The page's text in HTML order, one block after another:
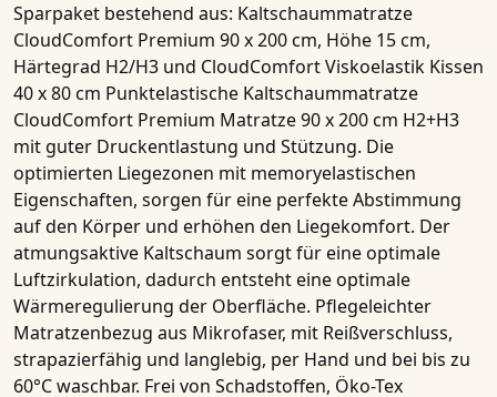
Sparpaket bestehend aus: Kaltschaummatratze
CloudComfort Premium 90 x 200 cm, Höhe 15 cm,
Härtegrad H2/H3 und CloudComfort Viskoelastik Kissen
40 x 80 cm Punktelastische Kaltschaummatratze
CloudComfort Premium Matratze 90 x 200 cm H2+H3
mit guter Druckentlastung und Stützung. Die
optimierten Liegezonen mit memoryelastischen
Eigenschaften, sorgen für eine perfekte Abstimmung
auf den Körper und erhöhen den Liegekomfort. Der
atmungsaktive Kaltschaum sorgt für eine optimale
Luftzirkulation, dadurch entsteht eine optimale
Wärmeregulierung der Oberfläche. Pflegeleichter
Matratzenbezug aus Mikrofaser, mit Reißverschluss,
strapazierfähig und langlebig, per Hand und bei bis zu
60°C waschbar. Frei von Schadstoffen, Öko-Tex